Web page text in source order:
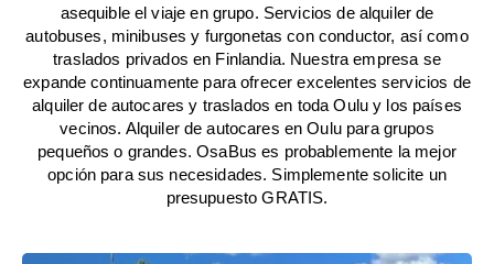
asequible el viaje en grupo. Servicios de alquiler de
autobuses, minibuses y furgonetas con conductor, así como
traslados privados en Finlandia. Nuestra empresa se
expande continuamente para ofrecer excelentes servicios de
alquiler de autocares y traslados en toda Oulu y los países
vecinos. Alquiler de autocares en Oulu para grupos
pequeños o grandes. OsaBus es probablemente la mejor
opción para sus necesidades. Simplemente solicite un
presupuesto GRATIS.